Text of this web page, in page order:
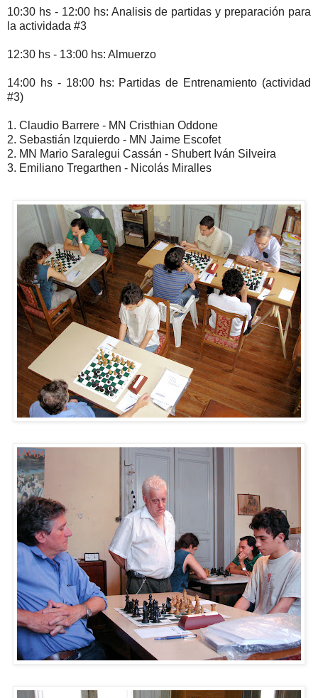
10:30 hs - 12:00 hs: Analisis de partidas y preparación para
la actividada #3
12:30 hs - 13:00 hs: Almuerzo
14:00 hs - 18:00 hs: Partidas de Entrenamiento (actividad
#3)
1. Claudio Barrere - MN Cristhian Oddone
2. Sebastián Izquierdo - MN Jaime Escofet
2. MN Mario Saralegui Cassán - Shubert Iván Silveira
3. Emiliano Tregarthen - Nicolás Miralles